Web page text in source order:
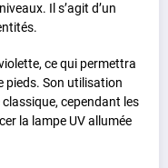
Il s’agit d’un
ce qui permettra
pieds. Son utilisation
cependant les
la lampe UV allumée